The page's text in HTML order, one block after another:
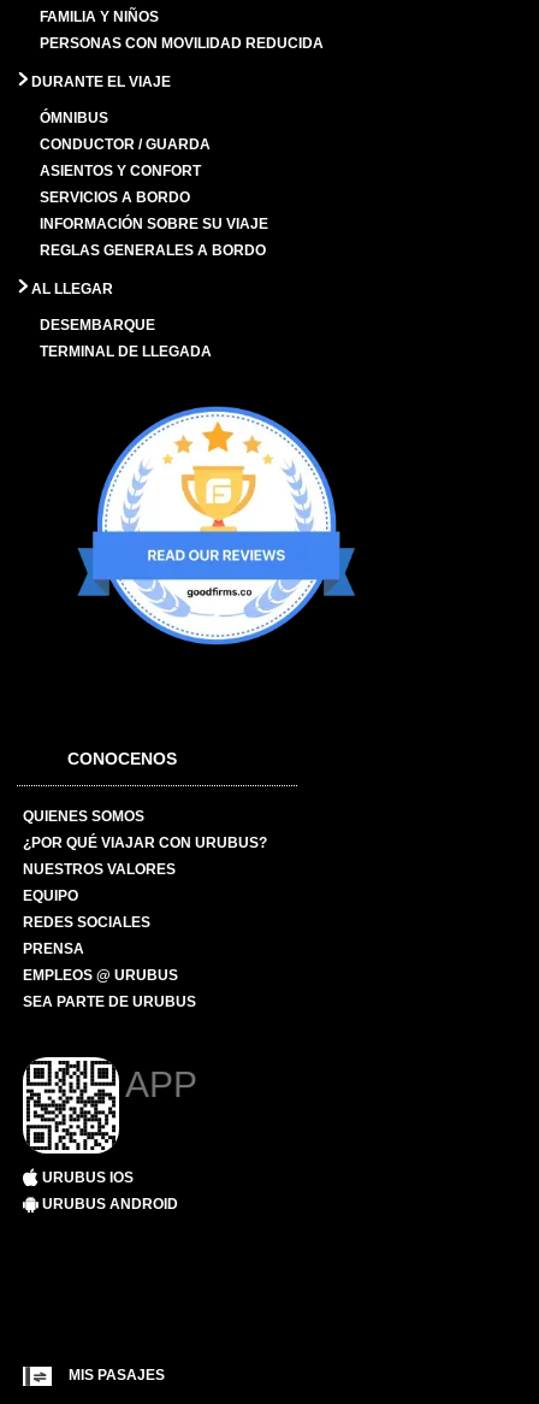
FAMILIA Y NIÑOS
PERSONAS CON MOVILIDAD REDUCIDA
DURANTE EL VIAJE
ÓMNIBUS
CONDUCTOR / GUARDA
ASIENTOS Y CONFORT
SERVICIOS A BORDO
INFORMACIÓN SOBRE SU VIAJE
REGLAS GENERALES A BORDO
AL LLEGAR
DESEMBARQUE
TERMINAL DE LLEGADA
CONOCENOS
QUIENES SOMOS
¿POR QUÉ VIAJAR CON URUBUS?
NUESTROS VALORES
EQUIPO
REDES SOCIALES
PRENSA
EMPLEOS @ URUBUS
SEA PARTE DE URUBUS
APP
URUBUS IOS
URUBUS ANDROID
MIS PASAJES